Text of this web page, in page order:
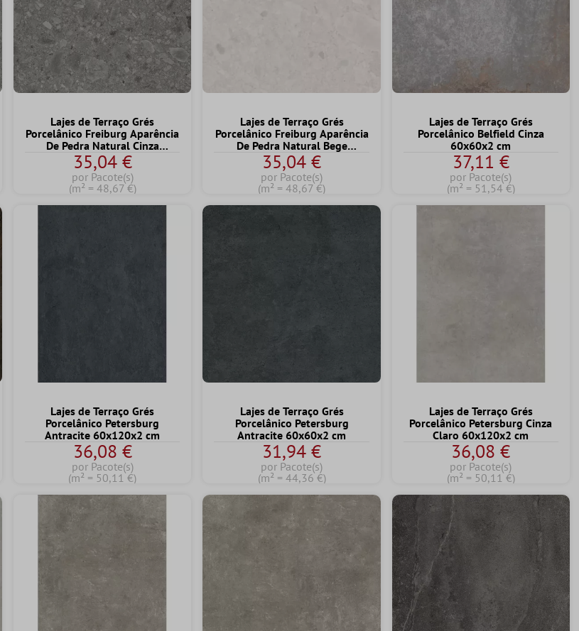
Lajes de Terraço Grés
Porcelânico Freiburg Aparência
De Pedra Natural Cinza
60x60x2 cm
35,04 €
por Pacote(s)
(m² = 48,67 €)
Lajes de Terraço Grés
Porcelânico Freiburg Aparência
De Pedra Natural Bege
60x60x2 cm
35,04 €
por Pacote(s)
(m² = 48,67 €)
Lajes de Terraço Grés
Porcelânico Belfield Cinza
60x60x2 cm
37,11 €
por Pacote(s)
(m² = 51,54 €)
Lajes de Terraço Grés
Porcelânico Petersburg
Antracite 60x120x2 cm
36,08 €
por Pacote(s)
(m² = 50,11 €)
Lajes de Terraço Grés
Porcelânico Petersburg
Antracite 60x60x2 cm
31,94 €
por Pacote(s)
(m² = 44,36 €)
Lajes de Terraço Grés
Porcelânico Petersburg Cinza
Claro 60x120x2 cm
36,08 €
por Pacote(s)
(m² = 50,11 €)